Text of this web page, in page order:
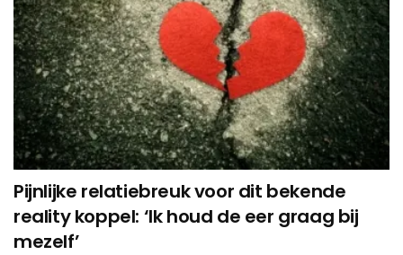
Pijnlijke relatiebreuk voor dit bekende
reality koppel: ‘Ik houd de eer graag bij
mezelf’